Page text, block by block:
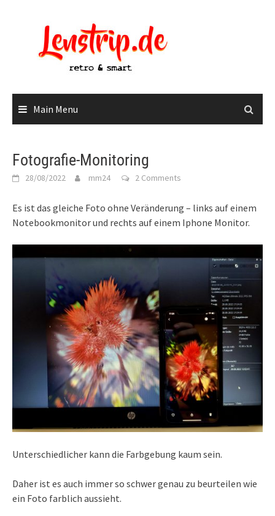
Main Menu
Fotografie-Monitoring
28/08/2022 mm24 2 Comments
Es ist das gleiche Foto ohne Veränderung – links auf einem
Notebookmonitor und rechts auf einem Iphone Monitor.
Unterschiedlicher kann die Farbgebung kaum sein.
Daher ist es auch immer so schwer genau zu beurteilen wie
ein Foto farblich aussieht.